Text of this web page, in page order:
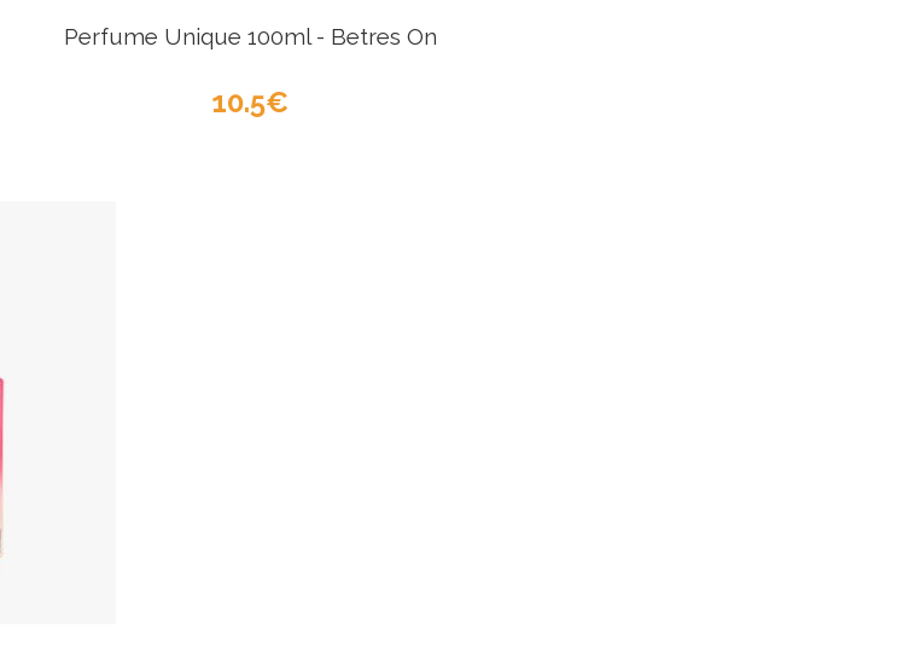
Perfume Unique 100ml - Betres On
10.5